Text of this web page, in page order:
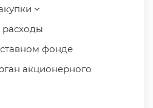
фонде
акционерного